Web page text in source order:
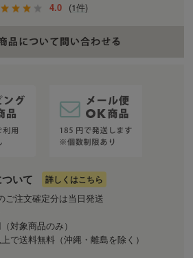
4.0 (1件)
いて 詳しくはこちら
ご注文確定分は当日発送
対象商品のみ）
で送料無料（沖縄・離島を除く）